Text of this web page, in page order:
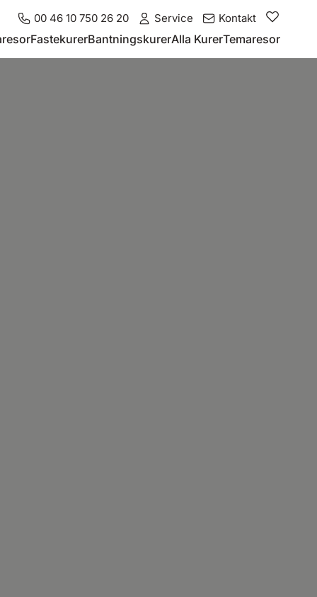
00 46 10 750 26 20 Service Kontakt
FastekurerBantningskurerAlla KurerTemaresor